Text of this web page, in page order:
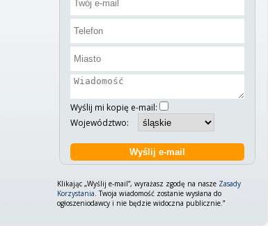
Wyślij mi kopię e-mail:
Województwo:
Klikając „Wyślij e-mail”, wyrażasz zgodę na nasze Zasady
Korzystania. Twoja wiadomość zostanie wysłana do
ogłoszeniodawcy i nie będzie widoczna publicznie.”